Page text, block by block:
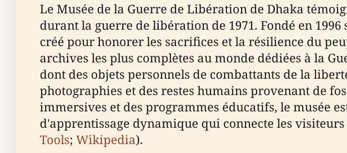
Le Musée de la Guerre de Libération de Dhaka
durant la guerre de libération de 1971. Fondé en
créé pour honorer les sacrifices et la résilience du
archives les plus complètes au monde dédiées à la
dont des objets personnels de combattants de la
photographies et des restes humains provenant de
immersives et des programmes éducatifs, le musée
d'apprentissage dynamique qui connecte les
Tools; Wikipedia).